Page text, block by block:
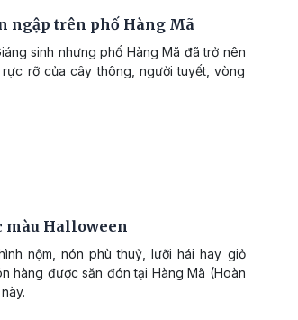
ngập trên phố Hàng Mã
sinh nhưng phố Hàng Mã đã trở nên
rỡ của cây thông, người tuyết, vòng
màu Halloween
nộm, nón phù thuỷ, lưỡi hái hay giỏ
hàng được săn đón tại Hàng Mã (Hoàn